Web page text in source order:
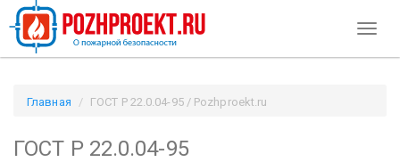
Главная ГОСТ Р 22.0.04-95 / Pozhproekt.ru
ГОСТ Р 22.0.04-95